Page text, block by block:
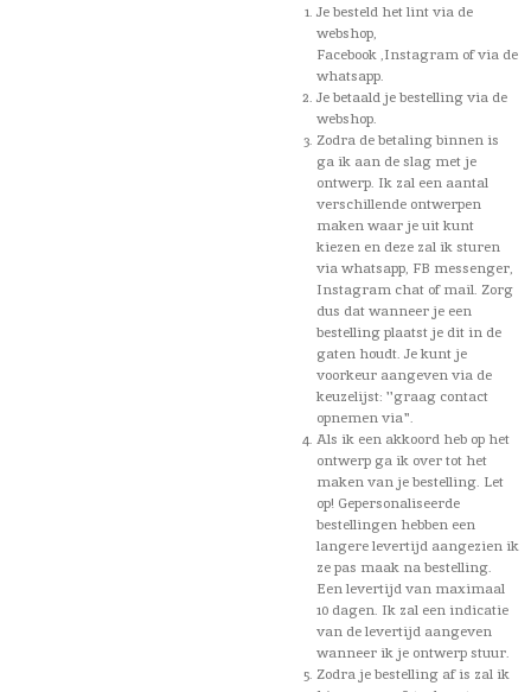
Je besteld het lint via de
webshop,
Facebook ,Instagram of via de
whatsapp.
Je betaald je bestelling via de
webshop.
Zodra de betaling binnen is
ga ik aan de slag met je
ontwerp. Ik zal een aantal
verschillende ontwerpen
maken waar je uit kunt
kiezen en deze zal ik sturen
via whatsapp, FB messenger,
Instagram chat of mail. Zorg
dus dat wanneer je een
bestelling plaatst je dit in de
gaten houdt. Je kunt je
voorkeur aangeven via de
keuzelijst: ''graag contact
opnemen via".
Als ik een akkoord heb op het
ontwerp ga ik over tot het
maken van je bestelling. Let
op! Gepersonaliseerde
bestellingen hebben een
langere levertijd aangezien ik
ze pas maak na bestelling.
Een levertijd van maximaal
10 dagen. Ik zal een indicatie
van de levertijd aangeven
wanneer ik je ontwerp stuur.
Zodra je bestelling af is zal ik